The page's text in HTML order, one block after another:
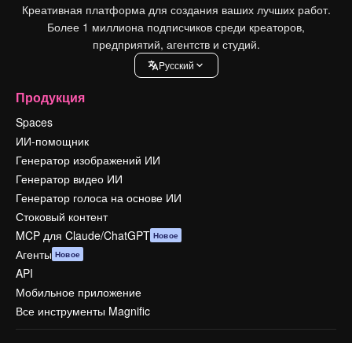
Креативная платформа для создания ваших лучших работ.
Более 1 миллиона подписчиков среди креаторов,
предприятий, агентств и студий.
Pусский
Продукция
Spaces
ИИ-помощник
Генератор изображений ИИ
Генератор видео ИИ
Генератор голоса на основе ИИ
Стоковый контент
MCP для Claude/ChatGPT Новое
Агенты Новое
API
Мобильное приложение
Все инструменты Magnific